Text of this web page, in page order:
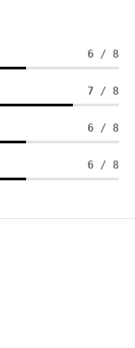
6 / 8
7 / 8
6 / 8
6 / 8